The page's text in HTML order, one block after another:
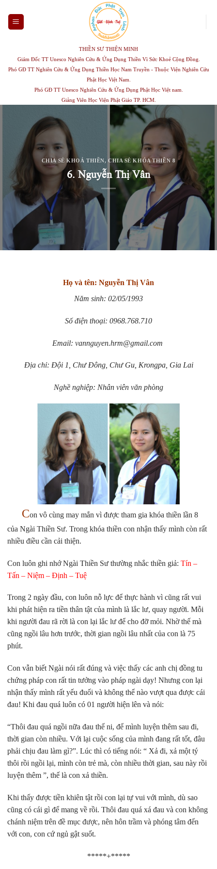
content
THIỀN SƯ THIỆN MINH
Giám Đốc TT Unesco Nghiên Cứu & Ứng Dụng Thiền Vì Sức Khoẻ Cộng Đồng.
Phó GĐ TT Nghiên Cứu & Ứng Dụng Thiền Học Nam Truyền - Thuộc Viện Nghiên Cứu
Phật Học Việt Nam.
Phó GĐ TT Unesco Nghiên Cứu & Ứng Dụng Phật Học Việt nam.
Giảng Viên Học Viện Phật Giáo TP. HCM.
CHIA SẺ KHOÁ THIỀN, CHIA SẺ KHÓA THIỀN 8
6. Nguyễn Thị Vân
Họ và tên: Nguyễn Thị Vân
Năm sinh: 02/05/1993
Số điện thoại: 0968.768.710
Email: vannguyen.hrm@gmail.com
Địa chỉ: Đội 1, Chư Đông, Chư Gu, Krongpa, Gia Lai
Nghề nghiệp: Nhân viên văn phòng
Con vô cùng may mắn vì được tham gia khóa thiền lần 8
của Ngài Thiền Sư. Trong khóa thiền con nhận thấy mình còn rất
nhiều điều cần cải thiện.
Con luôn ghi nhớ Ngài Thiền Sư thường nhắc thiền giả: Tín –
Tấn – Niệm – Định – Tuệ
Trong 2 ngày đầu, con luôn nỗ lực để thực hành vì cũng rất vui
khi phát hiện ra tiền thân tật của mình là lắc lư, quay người. Mỗi
khi người đau rã rời là con lại lắc lư để cho đỡ mỏi. Nhờ thế mà
cũng ngồi lâu hơn trước, thời gian ngồi lâu nhất của con là 75
phút.
Con vẫn biết Ngài nói rất đúng và việc thấy các anh chị đồng tu
chứng pháp con rất tin tưởng vào pháp ngài dạy! Nhưng con lại
nhận thấy mình rất yếu đuối và không thể nào vượt qua được cái
đau! Khi đau quá luôn có 01 người hiện lên và nói:
“Thôi đau quá ngồi nữa đau thế ni, để mình luyện thêm sau đi,
thời gian còn nhiều. Với lại cuộc sống của mình đang rất tốt, đâu
phải chịu đau làm gì?”. Lúc thì có tiếng nói: “ Xả đi, xả một tý
thôi rồi ngồi lại, mình còn trẻ mà, còn nhiều thời gian, sau này rồi
luyện thêm ”, thế là con xả thiền.
Khi thấy được tiền khiên tật rồi con lại tự vui với mình, dù sao
cũng có cái gì để mang về rồi. Thôi đau quá xá đau và con không
chánh niệm trên đề mục được, nên hôn trầm và phóng tâm đến
với con, con cứ ngủ gật suốt.
*****+*****